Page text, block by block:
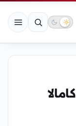
من هي Kamala Harris كامالا